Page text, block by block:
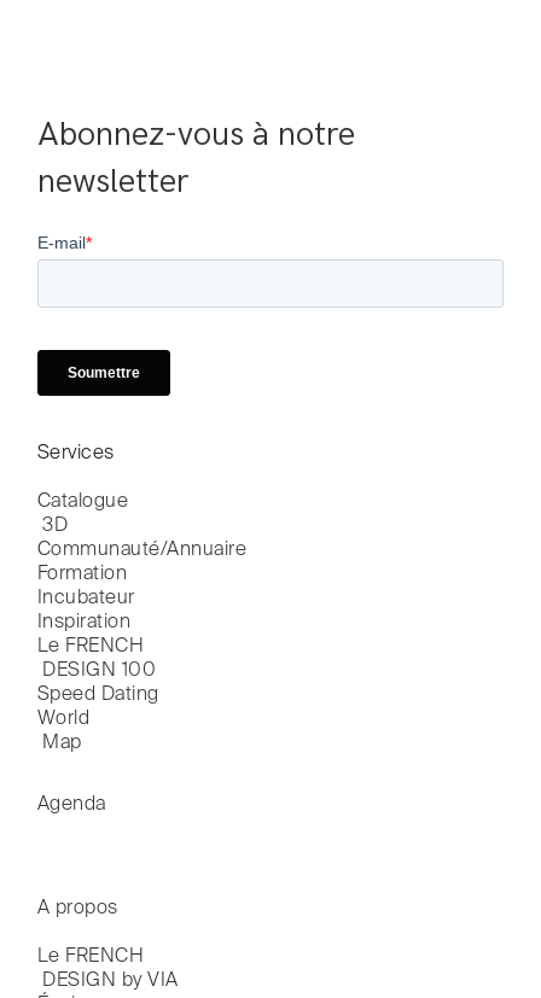
Abonnez-vous à notre
newsletter
Services
Catalogue
3D
Communauté/Annuaire
Formation
Incubateur
Inspiration
Le FRENCH
DESIGN 100
Speed Dating
World
Map
Agenda
A propos
Le FRENCH
DESIGN by VIA